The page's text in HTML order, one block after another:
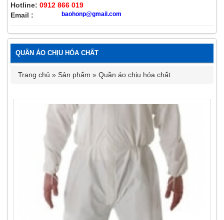
Hotline: 0912 866 019
Email :
baohonp@gmail.com
QUẦN ÁO CHỊU HÓA CHẤT
Trang chủ » Sản phẩm » Quần áo chịu hóa chất